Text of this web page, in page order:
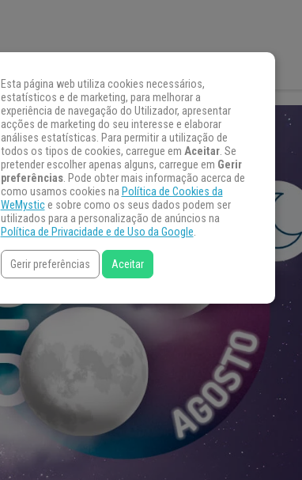
Esta página web utiliza cookies necessários,
estatísticos e de marketing, para melhorar a
experiência de navegação do Utilizador, apresentar
acções de marketing do seu interesse e elaborar
análises estatísticas. Para permitir a utilização de
todos os tipos de cookies, carregue em Aceitar. Se
pretender escolher apenas alguns, carregue em Gerir
preferências. Pode obter mais informação acerca de
como usamos cookies na Política de Cookies da
WeMystice sobre como os seus dados podem ser
utilizados para a personalização de anúncios na
Política de Privacidade e de Uso da Google.
Gerir preferências Aceitar